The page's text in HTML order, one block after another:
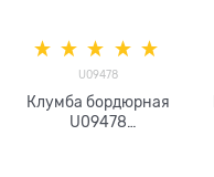
U09478
Клумба бордюрная
U09478